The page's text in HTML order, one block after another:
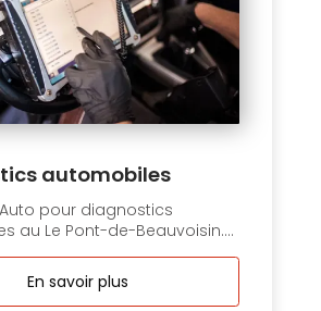
automobiles
pour diagnostics
au Le Pont-de-Beauvoisin....
En savoir plus